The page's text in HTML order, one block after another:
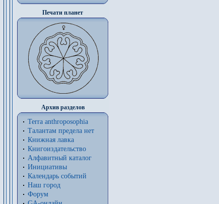
Печати планет
Архив разделов
Terra anthroposophia
Талантам предела нет
Книжная лавка
Книгоиздательство
Алфавитный каталог
Инициативы
Календарь событий
Наш город
Форум